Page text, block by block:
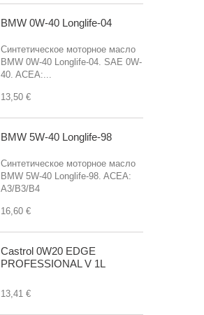
BMW 0W-40 Longlife-04
Синтетическое моторное масло
BMW 0W-40 Longlife-04. SAE 0W-
40. ACEA:...
13,50 €
BMW 5W-40 Longlife-98
Синтетическое моторное масло
BMW 5W-40 Longlife-98. ACEA:
A3/B3/B4
16,60 €
Castrol 0W20 EDGE
PROFESSIONAL V 1L
13,41 €